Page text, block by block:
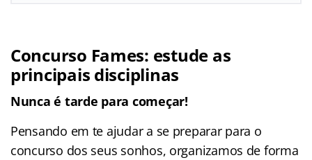
Concurso Fames: estude as
principais disciplinas
Nunca é tarde para começar!
Pensando em te ajudar a se preparar para o
concurso dos seus sonhos, organizamos de forma